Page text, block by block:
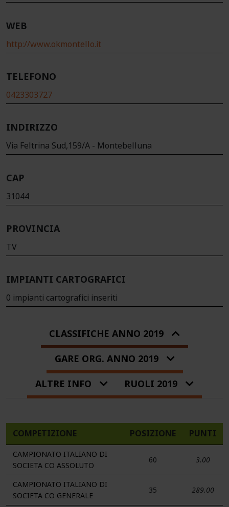
WEB
http://www.okmontello.it
TELEFONO
0423303727
INDIRIZZO
Via Feltrina Sud,159/A - Montebelluna
CAP
31044
PROVINCIA
TV
IMPIANTI CARTOGRAFICI
0 impianti cartografici inseriti
CLASSIFICHE ANNO 2019
GARE ORG. ANNO 2019
ALTRE INFO
RUOLI 2019
COMPETIZIONE POSIZIONE PUNTI
CAMPIONATO ITALIANO DI
SOCIETA CO ASSOLUTO
60 3.00
CAMPIONATO ITALIANO DI
SOCIETA CO GENERALE
35 289.00